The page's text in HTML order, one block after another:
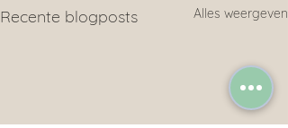
Recente blogposts Alles weergeven